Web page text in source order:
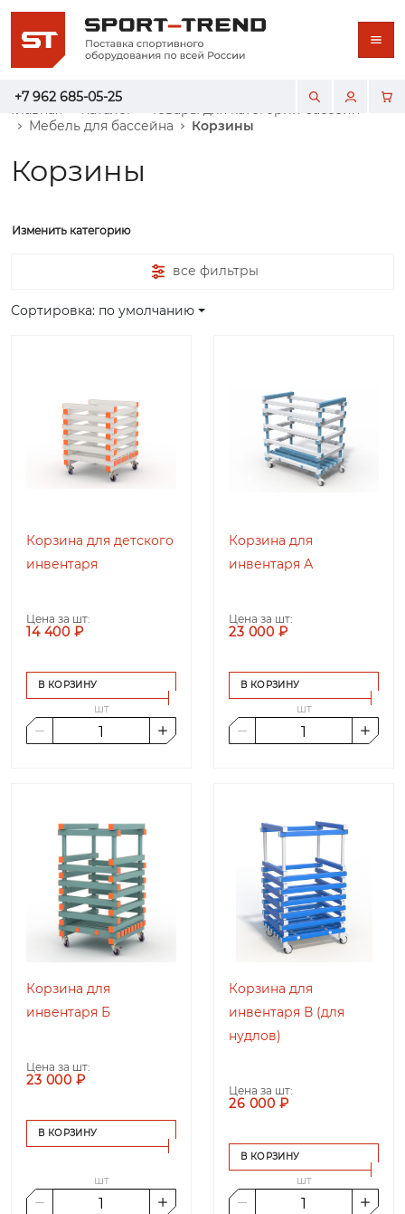
+7 962 685-05-25
Главная Каталог
Товары для категории бассейн
Мебель для бассейна
Корзины
Корзины
Изменить категорию
все фильтры
Сортировка: по умолчанию
Корзина для детского
инвентаря
Цена за шт:
14 400 ₽
В КОРЗИНУ
шт
Корзина для
инвентаря А
Цена за шт:
23 000 ₽
В КОРЗИНУ
шт
Корзина для
инвентаря Б
Цена за шт:
23 000 ₽
В КОРЗИНУ
шт
Корзина для
инвентаря В (для
нудлов)
Цена за шт:
26 000 ₽
В КОРЗИНУ
шт